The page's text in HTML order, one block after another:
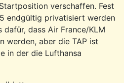
verschaffen. Fest
endgültig privatisiert werden
dafür, dass Air France/KLM
werden, aber die TAP ist
in der die Lufthansa